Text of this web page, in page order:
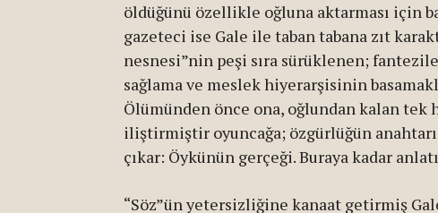
öldüğünü özellikle oğluna aktarması için
gazeteci ise Gale ile taban tabana zıt
nesnesi”nin peşi sıra sürüklenen;
sağlama ve meslek hiyerarşisinin
Ölümünden önce ona, oğlundan kalan tek
iliştirmiştir oyuncağa; özgürlüğün
çıkar: Öykünün gerçeği. Buraya kadar
“Söz”ün yetersizliğine kanaat getirmiş